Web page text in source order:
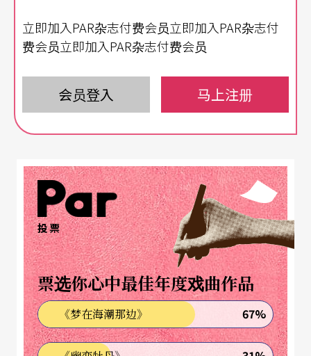
台北市立交响乐团要将这个家喻户晓的故事搬上舞
方的加乘，带给观众耳目的享受与内心的深刻思
考。
《前进！理想国！》虽然是以童话故事为蓝本，但
七年级的新锐导演张刚华却语出惊人地说：「我的
诠释不是浪漫的童话，在某种程度上，也许跟台湾
的国际现况还有点关系！」在视觉上不会有明确的
台湾符号出现，也并非直指或批判，但是在某些画
面、动作，可能带来些联想。
立即加入PAR杂志付费会员立即加入PAR杂志付
费会员立即加入PAR杂志付费会员
会员登入 马上注册
投票
票选你心中最佳年度戏曲作品
《梦在海潮那边》 67%